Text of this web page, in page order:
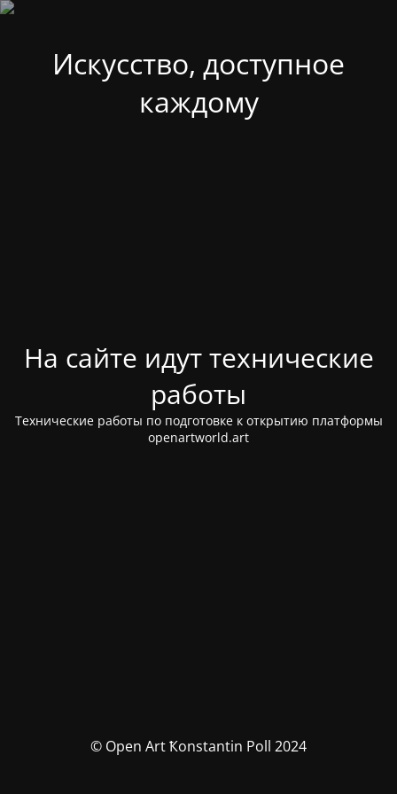
Искусство, доступное
каждому
На сайте идут технические
работы
Технические работы по подготовке к открытию платформы
openartworld.art
© Open Art Ҟonstantin Poll 2024